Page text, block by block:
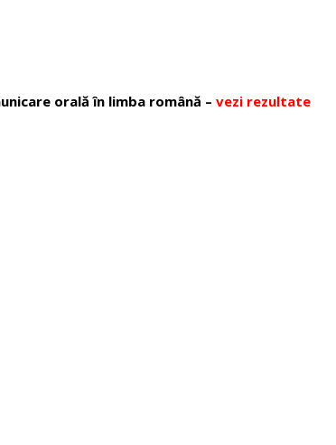
orală în limba română – vezi rezultate